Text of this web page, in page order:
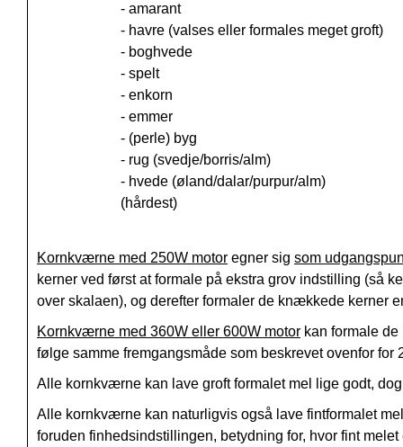
- amarant
- havre (valses eller formales meget groft)
- boghvede
- spelt
- enkorn
- emmer
- (perle) byg
- rug (svedje/borris/alm)
- hvede (øland/dalar/purpur/alm)
(hårdest)
Kornkværne med 250W motor egner sig som
kerner ved først at formale på ekstra grov indstilling (så
over skalaen), og derefter formaler de knækkede kerner
Kornkværne med 360W eller 600W motor kan formale
følge samme fremgangsmåde som beskrevet ovenfor for
Alle kornkværne kan lave groft formalet mel lige godt,
Alle kornkværne kan naturligvis også lave fintformalet
foruden finhedsindstillingen, betydning for, hvor fint